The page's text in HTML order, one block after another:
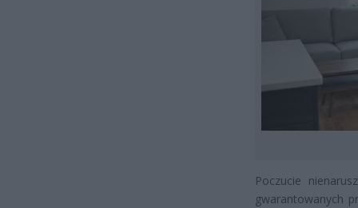
Poczucie
gwarantowanych